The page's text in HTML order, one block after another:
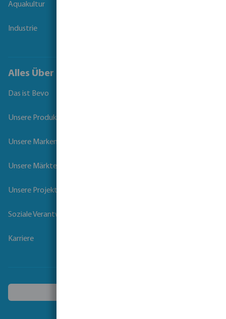
Aquakultur
Industrie
Alles Über Bevo
Das ist Bevo
Unsere Produkte
Unsere Marken
Unsere Märkte
Unsere Projekte
Soziale Verantwortung der Unternehmen
Karriere